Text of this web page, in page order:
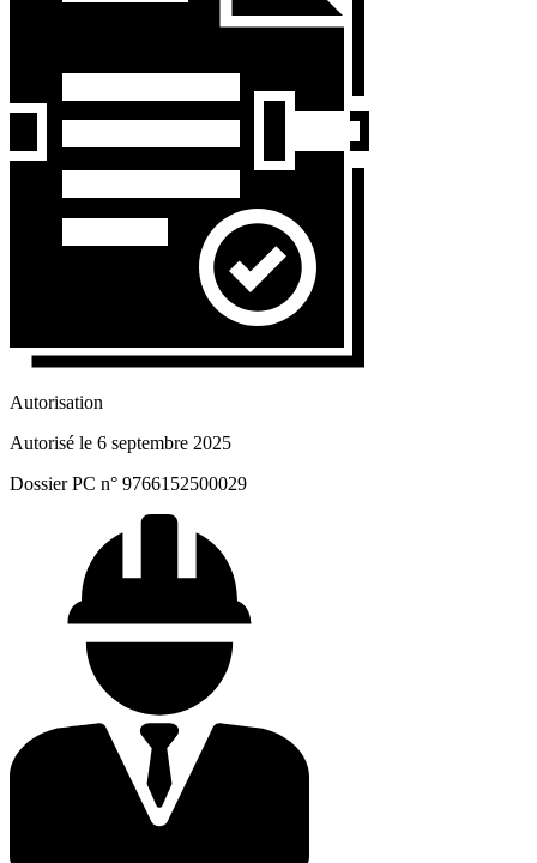
Autorisation
Autorisé le 6 septembre 2025
Dossier PC n° 9766152500029